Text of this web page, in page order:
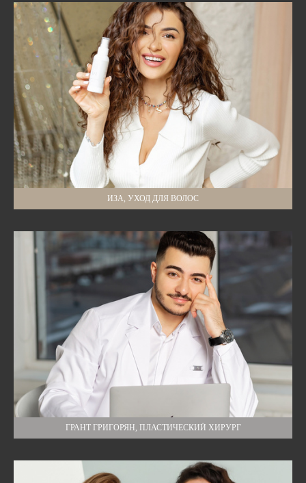
ИЗА, УХОД ДЛЯ ВОЛОС
ГРАНТ ГРИГОРЯН, ПЛАСТИЧЕСКИЙ ХИРУРГ